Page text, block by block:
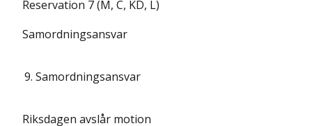
Reservation 7 (M, C, KD, L)
Samordningsansvar
9. Samordningsansvar
Riksdagen avslår motion